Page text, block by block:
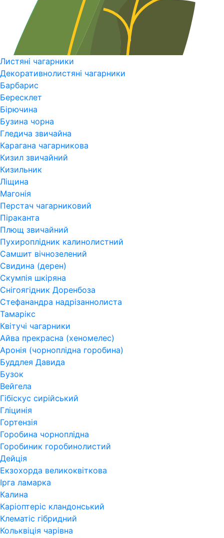
Листяні чагарники
Декоративнолистяні чагарники
Барбарис
Бересклет
Бірючина
Бузина чорна
Гледича звичайна
Карагана чагарникова
Кизил звичайний
Кизильник
Ліщина
Магонія
Перстач чагарниковий
Піраканта
Плющ звичайний
Пухироплідник калинолистний
Самшит вічнозелений
Свидина (дерен)
Скумпія шкіряна
Снігоягідник Доренбоза
Стефанандра надрізаннолиста
Тамарікс
Квітучі чагарники
Айва прекрасна (хеномелес)
Аронія (чорноплідна горобина)
Буддлея Давида
Бузок
Вейгела
Гібіскус сирійський
Гліцинія
Гортензія
Горобина чорноплідна
Горобиник горобинолистий
Дейція
Екзохорда великоквіткова
Ірга ламарка
Калина
Каріоптеріс кландонський
Клематіс гібридний
Кольквіція чарівна